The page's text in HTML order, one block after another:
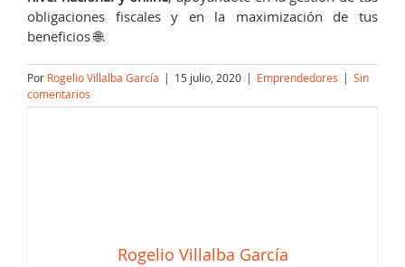
obligaciones fiscales y en la maximización de tus
beneficios 🌐.
Por Rogelio Villalba García | 15 julio, 2020 | Emprendedores | Sin
comentarios
Rogelio Villalba García